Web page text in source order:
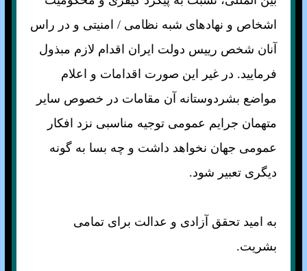
اشخاص و نهادهای شبه نظامی / امنيتی و در راس
آنان شخص رييس دولت ايران اقدام لازم مبذول
فرماييد. در غير اين صورت اقدامات و اعلام
مواضع بشردوستانه آن مقامات در خصوص ساير
متهمان جرايم عمومی توجيه مناسبی نزد افكار
عمومی جهان نخواهد داشت و چه بسا به گونه
ديگری تعبير شود.
به اميد تحقق آزادی و عدالت برای تمامی
بشريت.